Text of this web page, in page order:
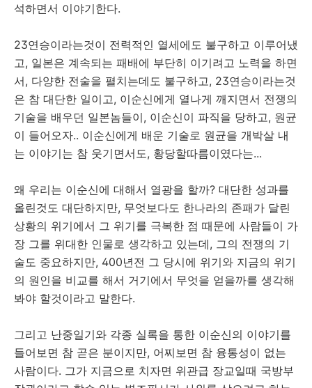
석하면서 이야기한다.
23연승이라는것이 전력적인 열세에도 불구하고 이루어냈
고, 일본은 계속되는 패배에 부단히 이기려고 노력을 하면
서, 다양한 전술을 펼치는데도 불구하고, 23연승이라는것
은 참 대단한 일이고, 이순신에게 열나게 깨지면서 전쟁의
기술을 배우던 일본놈들이, 이순신이 파직을 당하고, 원균
이 들어오자.. 이순신에게 배운 기술로 원균을 개박살 내
는 이야기는 참 웃기면서도, 황당할따름이였다는...
왜 우리는 이순신에 대해서 열광을 할까? 대단한 성과를
올린것도 대단하지만, 무엇보다도 한나라의 존패가 달린
상황의 위기에서 그 위기를 극복한 점 때문에 사람들이 가
장 그를 위대한 인물로 생각하고 있는데, 그의 전쟁의 기
술도 중요하지만, 400년전 그 당시에 위기와 지금의 위기
의 원인을 비교를 해서 거기에서 무엇을 얻을까를 생각해
봐야 할것이라고 말한다.
그리고 난중일기와 각종 실록을 통한 이순신의 이야기를
들어보면 참 곧은 분이지만, 어찌보면 참 융통성이 없는
사람이다. 그가 지금으로 치자면 위관급 장교일때 국방부